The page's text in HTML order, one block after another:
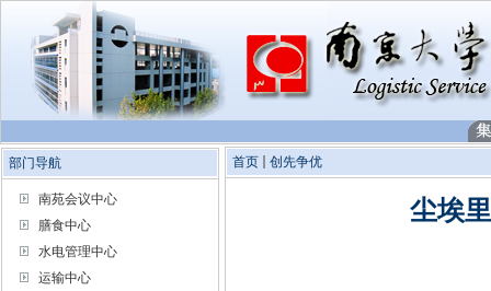
部门导航
南苑会议中心
膳食中心
水电管理中心
运输中心
首页 创先争优
尘埃